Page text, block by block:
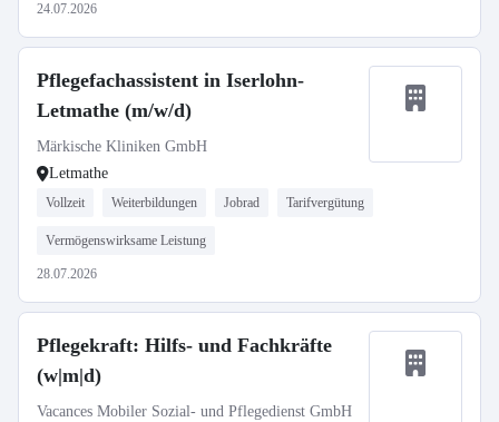
24.07.2026
Pflegefachassistent in Iserlohn-
Letmathe (m/w/d)
Märkische Kliniken GmbH
Letmathe
Vollzeit Weiterbildungen Jobrad Tarifvergütung
Vermögenswirksame Leistung
28.07.2026
Pflegekraft: Hilfs- und Fachkräfte
(w|m|d)
Vacances Mobiler Sozial- und Pflegedienst GmbH